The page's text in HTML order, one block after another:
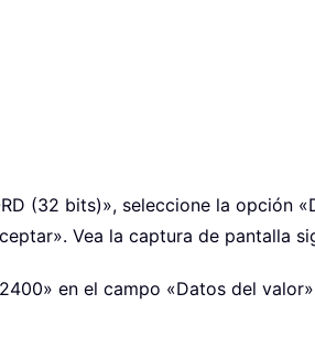
(32 bits)», seleccione la opción
. Vea la captura de pantalla
en el campo «Datos del